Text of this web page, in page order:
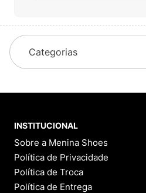
Categorias
INSTITUCIONAL
Sobre a Menina Shoes
Política de Privacidade
Política de Troca
Política de Entrega